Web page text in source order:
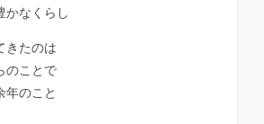
かなくらし
きたのは
のことで
年のこと